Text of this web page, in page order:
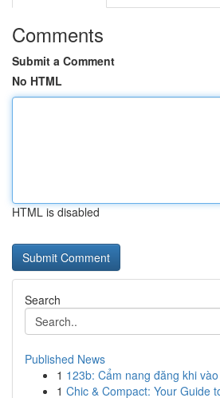
Comments
Submit a Comment
No HTML
HTML is disabled
Search
Published News
1 123b: Cẩm nang đăng khi
1 Chic & Compact: Your Guide